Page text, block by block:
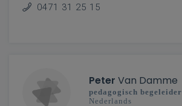
0471 31 25 15
Peter Van Damme
pedagogisch begeleider
Nederlands